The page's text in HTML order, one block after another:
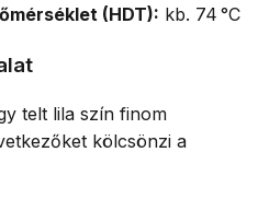
(HDT): kb. 74 °C
telt lila szín finom
kölcsönzi a